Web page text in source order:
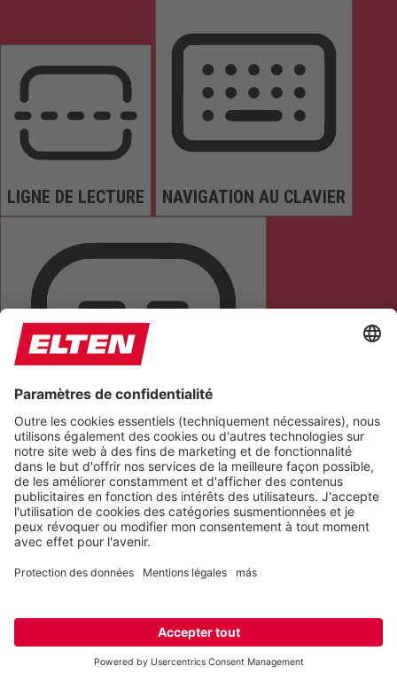
LIGNE DE LECTURE NAVIGATION AU CLAVIER
METTRE EN ÉVIDENCE LES TITRES